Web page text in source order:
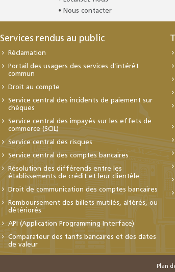
Nous contacter
Services rendus au public
Réclamation
Portail des usagers des services d’intérêt
commun
Droit au compte
Service central des incidents de paiement sur
chèques
Service central des impayés sur les effets de
commerce (SCIL)
Service central des risques
Service central des comptes bancaires
Résolution des différends entre les
établissements de crédit et leur clientèle
Droit de communication des comptes bancaires
Remboursement des billets mutilés, altérés, ou
détériorés
API (Application Programming Interface)
Comparateur des tarifs bancaires et des dates
de valeur
Plan